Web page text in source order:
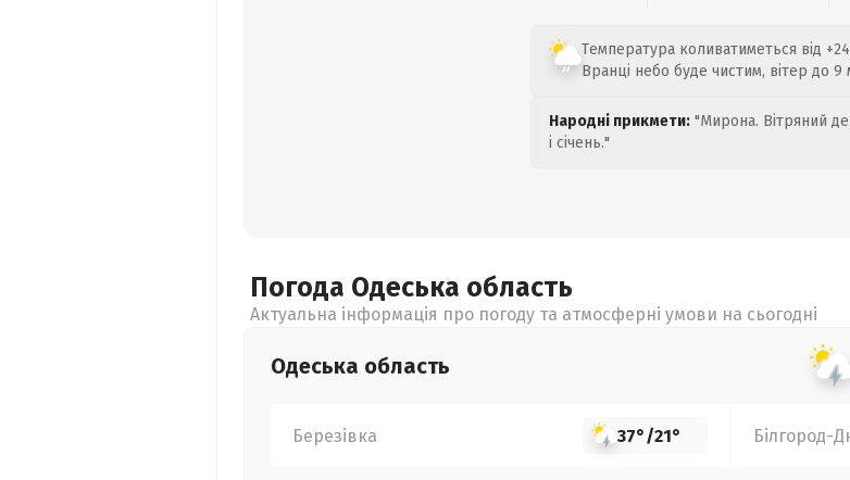
Температура коливатиметься від
Вранці небо буде чистим, вітер до
Народні прикмети: "Мирона. Вітряний
і січень."
Погода Одеська область
Актуальна інформація про погоду та атмосферні умови на сьогодні
Одеська область
Березівка 37°/21° Білгород-